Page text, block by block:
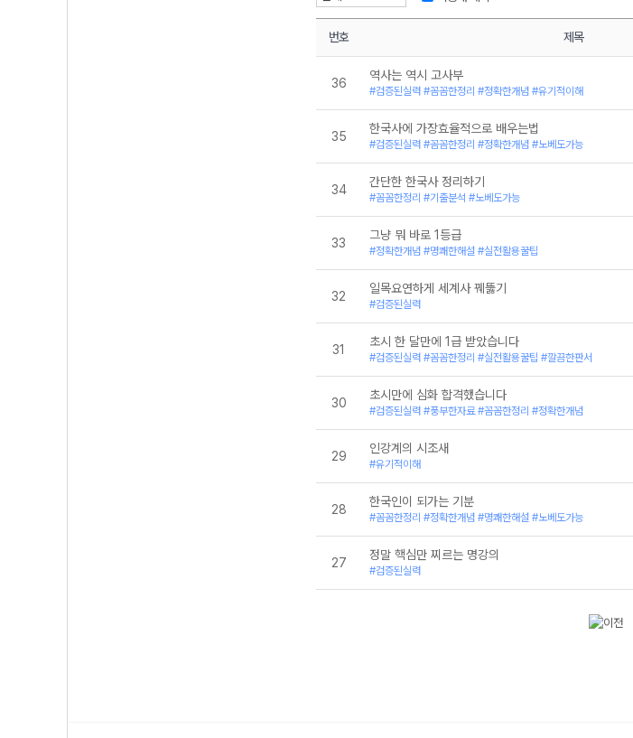
[한능검] 한국
[한능검]
[한능검] 한국
[한능검] 고종
번호 제목
36
역사는 역시 고사부
#검증된실력 #꼼꼼한정리 #정확한개념 #유기적이해
35
한국사에 가장효율적으로 배우는법
#검증된실력 #꼼꼼한정리 #정확한개념 #노베도가능
34
간단한 한국사 정리하기
#꼼꼼한정리 #기출분석 #노베도가능
33
그냥 뭐 바로 1등급
#정확한개념 #명쾌한해설 #실전활용꿀팁
32
일목요연하게 세계사 꿰뚫기
#검증된실력
31
초시 한 달만에 1급 받았습니다
#검증된실력 #꼼꼼한정리 #실전활용꿀팁 #깔끔한판서
30
초시만에 심화 합격했습니다
#검증된실력 #풍부한자료 #꼼꼼한정리 #정확한개념
29
인강계의 시조새
#유기적이해
28
한국인이 되가는 기분
#꼼꼼한정리 #정확한개념 #명쾌한해설 #노베도가능
27
정말 핵심만 찌르는 명강의
#검증된실력